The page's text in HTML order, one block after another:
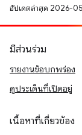
อัปเดตล่าสุด 2026-
มีส่วนร่วม
รายงานข้อบกพร่อง
ดูประเด็นที่เปิดอยู่
เนื้อหาที่เกี่ยวข้อง